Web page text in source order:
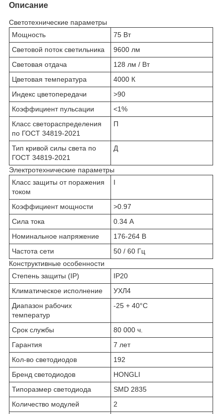
Описание
Светотехнические параметры
Мощность
75 Вт
Световой поток светильника
9600 лм
Световая отдача
128 лм / Вт
Цветовая температура
4000 К
Индекс цветопередачи
>90
Коэффициент пульсации
<1%
Класс светораспределения
по ГОСТ 34819-2021
П
Тип кривой силы света по
ГОСТ 34819-2021
Д
Электротехнические параметры
Класс защиты от поражения
током
I
Коэффициент мощности
>0.97
Сила тока
0.34 А
Номинальное напряжение
176-264 В
Частота сети
50 / 60 Гц
Конструктивные особенности
Степень защиты (IP)
IP20
Климатическое исполнение
УХЛ4
Диапазон рабочих
температур
-25 + 40°C
Срок службы
80 000 ч.
Гарантия
7 лет
Кол-во светодиодов
192
Бренд светодиодов
HONGLI
Типоразмер светодиода
SMD 2835
Количество модулей
2